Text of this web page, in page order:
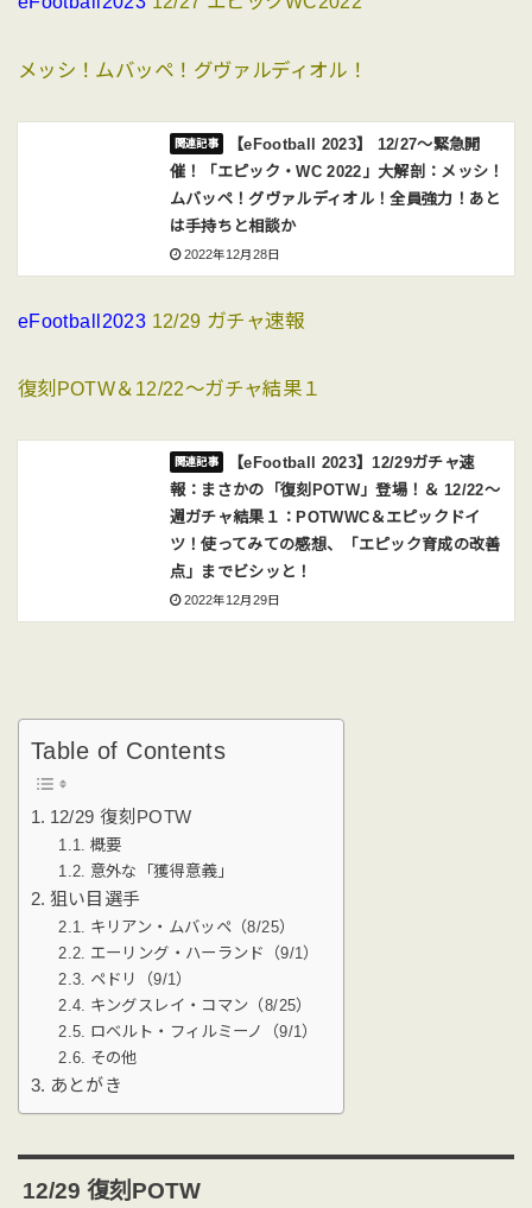
メッシ！ムバッペ！グヴァルディオル！
【eFootball 2023】 12/27〜緊急開
催！「エピック・WC 2022」大解剖：メッシ！
ムバッペ！グヴァルディオル！全員強力！あと
は手持ちと相談か
2022年12月28日
eFootball2023 12/29 ガチャ速報
復刻POTW＆12/22〜ガチャ結果１
【eFootball 2023】12/29ガチャ速
報：まさかの「復刻POTW」登場！＆ 12/22〜
週ガチャ結果１：POTWWC＆エピックドイ
ツ！使ってみての感想、「エピック育成の改善
点」までビシッと！
2022年12月29日
Table of Contents
12/29 復刻POTW
概要
意外な「獲得意義」
狙い目選手
キリアン・ムバッペ（8/25）
エーリング・ハーランド（9/1）
ペドリ（9/1）
キングスレイ・コマン（8/25）
ロベルト・フィルミーノ（9/1）
その他
あとがき
12/29 復刻POTW